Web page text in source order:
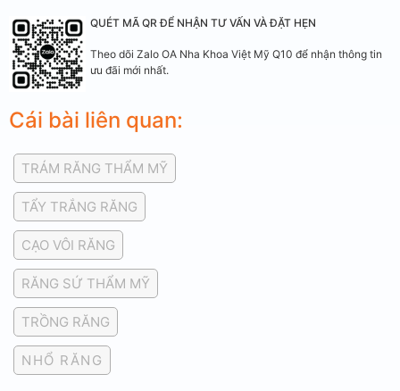
QUÉT MÃ QR ĐỂ NHẬN TƯ VẤN VÀ ĐẶT HẸN
Theo dõi Zalo OA Nha Khoa Việt Mỹ Q10 để nhận thông tin
ưu đãi mới nhất.
Cái bài liên quan:
TRÁM RĂNG THẨM MỸ
TẨY TRẮNG RĂNG
CẠO VÔI RĂNG
RĂNG SỨ THẨM MỸ
TRỒNG RĂNG
NHỔ RĂNG